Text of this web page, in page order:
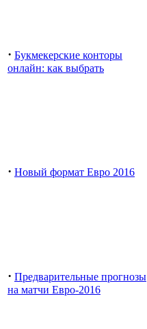
· Букмекерские конторы
онлайн: как выбрать
· Новый формат Евро 2016
· Предварительные прогнозы
на матчи Евро-2016